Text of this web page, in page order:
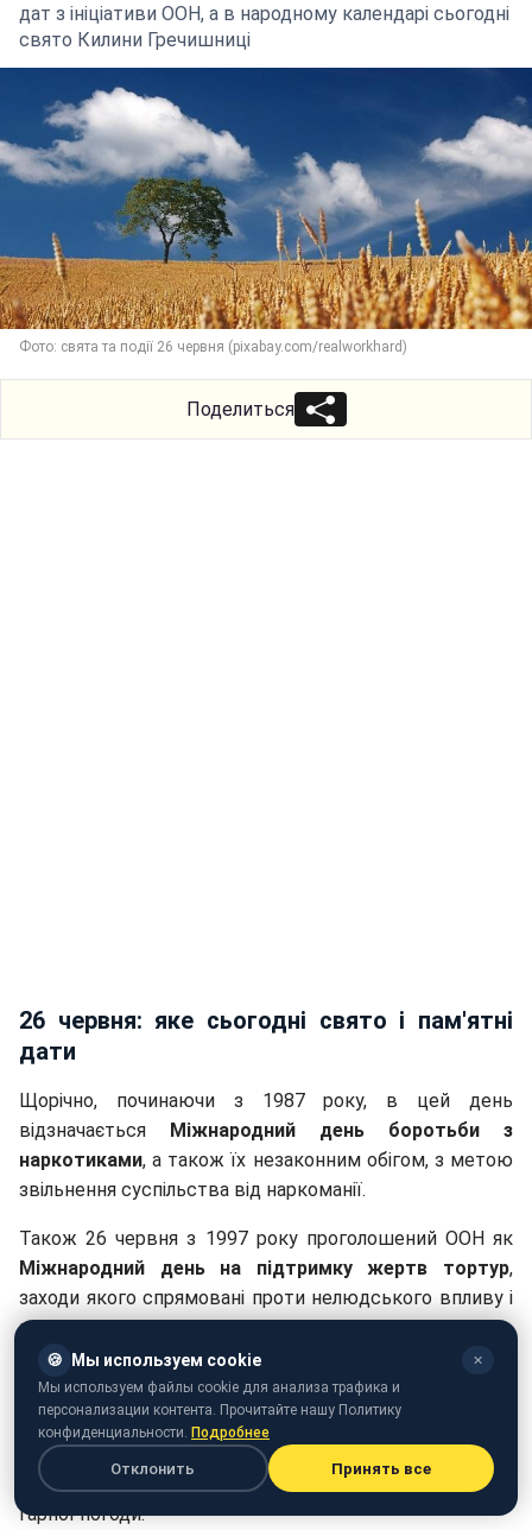
дат з ініціативи ООН, а в народному календарі сьогодні
свято Килини Гречишниці
Фото: свята та події 26 червня (pixabay.com/realworkhard)
Поделиться
26 червня: яке сьогодні свято і пам'ятні
дати
Щорічно, починаючи з 1987 року, в цей день
відзначається Міжнародний день боротьби з
наркотиками, а також їх незаконним обігом, з метою
звільнення суспільства від наркоманії.
Також 26 червня з 1997 року проголошений ООН як
Міжнародний день на підтримку жертв тортур,
заходи якого спрямовані проти нелюдського впливу і
приниження людей.
У народі 26 червня вшановується Килина Гречишниця
Цей день був присвячений гречці: з неї варили кашу і
пригощали жебраків, також в цей період її сіяли.
Головна прикмета дня: якщо багато комарів - до
гарної погоди.
🍪 Мы используем cookie ✕
Мы используем файлы cookie для анализа трафика и
персонализации контента. Прочитайте нашу Политику
конфиденциальности. Подробнее
Отклонить Принять все